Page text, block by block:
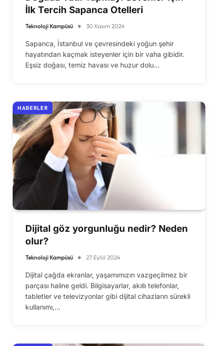
İlk Tercih Sapanca Otelleri
Teknoloji Kampüsü 30 Kasım 2024
Sapanca, İstanbul ve çevresindeki yoğun şehir
hayatından kaçmak isteyenler için bir vaha gibidir.
Eşsiz doğası, temiz havası ve huzur dolu…
HABERLER
Dijital göz yorgunluğu nedir? Neden
olur?
Teknoloji Kampüsü 27 Eylül 2024
Dijital çağda ekranlar, yaşamımızın vazgeçilmez bir
parçası haline geldi. Bilgisayarlar, akıllı telefonlar,
tabletler ve televizyonlar gibi dijital cihazların sürekli
kullanımı,…